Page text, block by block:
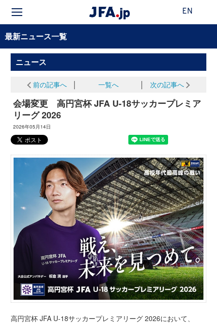
EN
最新ニュース一覧
ニュース
前の記事へ 一覧へ 次の記事へ
会場変更 高円宮杯 JFA U-18サッカープレミア
リーグ 2026
2026年05月14日
高円宮杯 JFA U-18サッカープレミアリーグ 2026において、